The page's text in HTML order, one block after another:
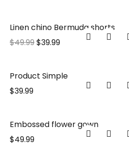
Linen chino Bermuda shorts
$49.99$39.99
Product Simple
$39.99
Embossed flower gown
$49.99